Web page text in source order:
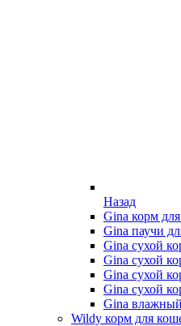
Назад
Gina корм
Gina паучи
Gina сухой
Gina сухой
Gina сухой
Gina сухой
Gina
Wildy корм для